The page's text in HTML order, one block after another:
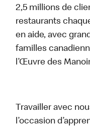
2,5 millions de
restaurants
en aide, avec
familles
l’Œuvre des
Travailler avec
l’occasion